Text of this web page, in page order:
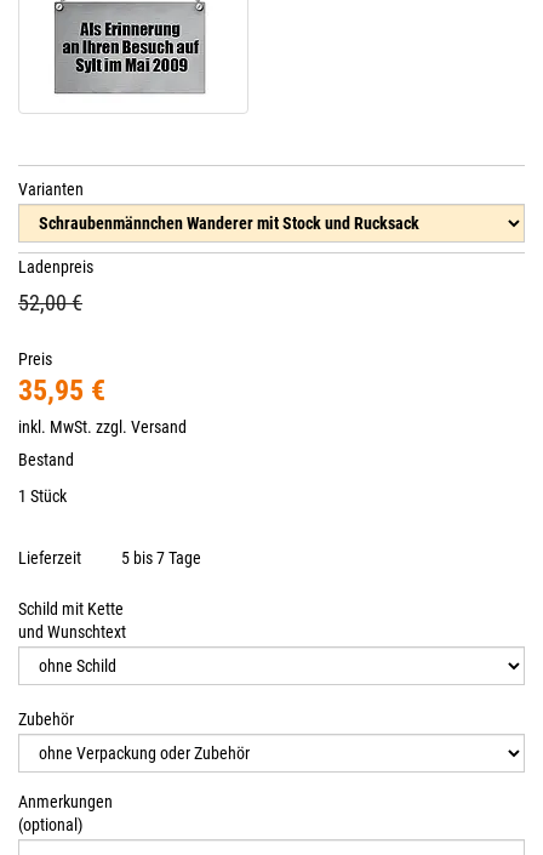
Varianten
Ladenpreis
52,00 €
Preis
35,95 €
inkl. MwSt. zzgl. Versand
Bestand
1 Stück
Lieferzeit 5 bis 7 Tage
Schild mit Kette
und Wunschtext
Zubehör
Anmerkungen
(optional)